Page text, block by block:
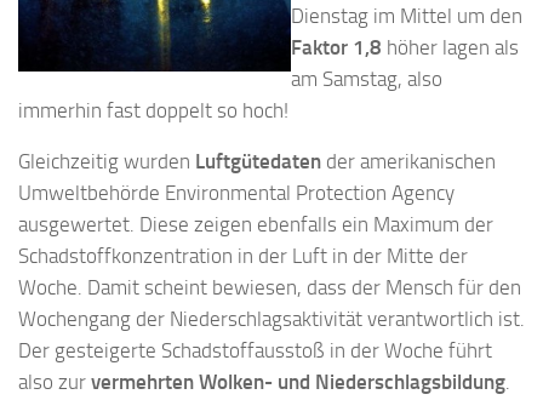
Dienstag im Mittel um den
Faktor 1,8 höher lagen als
am Samstag, also
immerhin fast doppelt so hoch!
Gleichzeitig wurden Luftgütedaten der amerikanischen
Umweltbehörde Environmental Protection Agency
ausgewertet. Diese zeigen ebenfalls ein Maximum der
Schadstoffkonzentration in der Luft in der Mitte der
Woche. Damit scheint bewiesen, dass der Mensch für den
Wochengang der Niederschlagsaktivität verantwortlich ist.
Der gesteigerte Schadstoffausstoß in der Woche führt
also zur vermehrten Wolken- und Niederschlagsbildung.